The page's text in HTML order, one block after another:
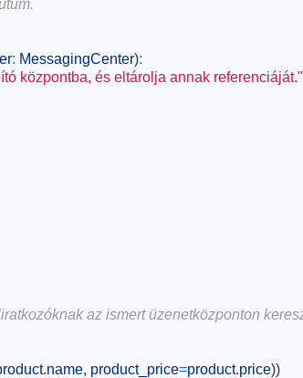
: MessagingCenter):
központba, és eltárolja annak
az ismert üzenetközponton
.name, product_price=product.price))